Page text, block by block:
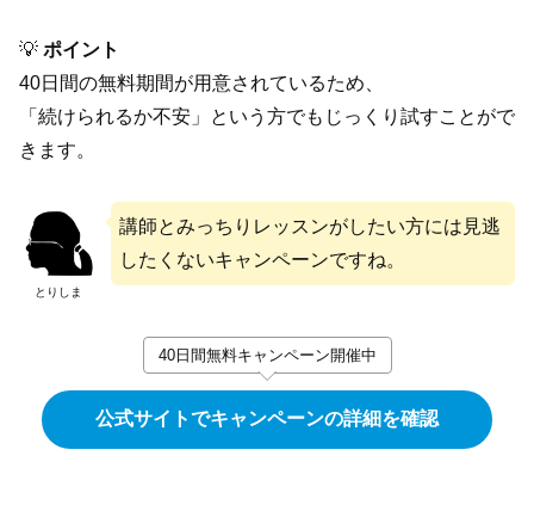
💡 ポイント
40日間の無料期間が用意されているため、
「続けられるか不安」という方でもじっくり試すことがで
きます。
とりしま
講師とみっちりレッスンがしたい方には見逃
したくないキャンペーンですね。
40日間無料キャンペーン開催中
公式サイトでキャンペーンの詳細を確認